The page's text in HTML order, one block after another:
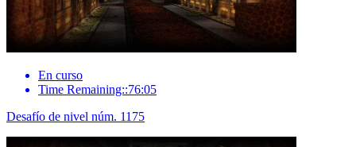
En curso
Time Remaining::76:05
Desafío de nivel núm. 1175